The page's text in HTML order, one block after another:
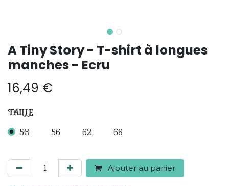
A Tiny Story - T-shirt à longues
manches - Ecru
16,49 €
TAILLE
50 56 62 68
Ajouter au panier